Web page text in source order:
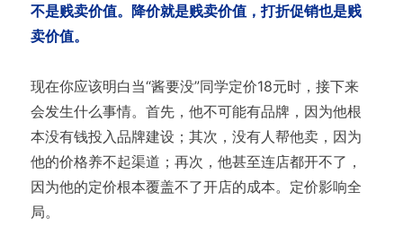
不是贱卖价值。降价就是贱卖价值，打折促销也是贱
卖价值。
现在你应该明白当“酱要没”同学定价18元时，接下来
会发生什么事情。首先，他不可能有品牌，因为他根
本没有钱投入品牌建设；其次，没有人帮他卖，因为
他的价格养不起渠道；再次，他甚至连店都开不了，
因为他的定价根本覆盖不了开店的成本。定价影响全
局。